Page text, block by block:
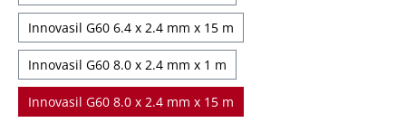
Innovasil G60 6.4 x 2.4 mm x 15 m
Innovasil G60 8.0 x 2.4 mm x 1 m
Innovasil G60 8.0 x 2.4 mm x 15 m